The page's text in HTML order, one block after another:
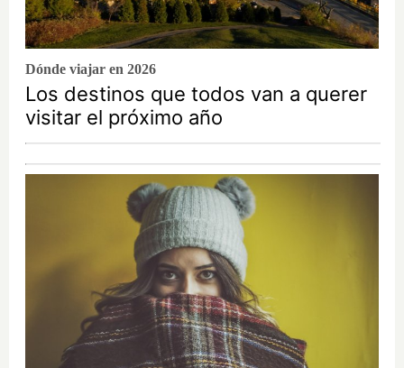
Dónde viajar en 2026
Los destinos que todos van a querer
visitar el próximo año